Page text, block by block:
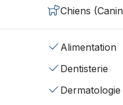
Chiens
Alimentation
Dentisterie
Dermatologie